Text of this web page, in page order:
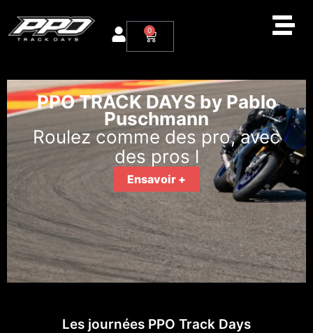
0
PPO TRACK DAYS by Pablo
Puschmann
Roulez comme des pro, avec
des pros l
Ensavoir +
Les journées PPO Track Days